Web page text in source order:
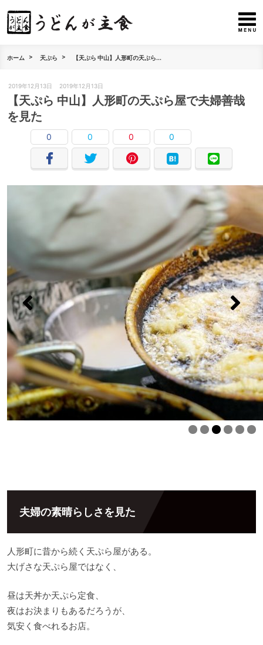
ホーム 天ぷら 【天ぷら 中山】人形町の天ぷら...
2019年12月13日 2019年12月13日
【天ぷら 中山】人形町の天ぷら屋で夫婦善哉
を見た
0 0 0 0
夫婦の素晴らしさを見た
人形町に昔から続く天ぷら屋がある。
大げさな天ぷら屋ではなく、
昼は天丼か天ぷら定食、
夜はお決まりもあるだろうが、
気安く食べれるお店。